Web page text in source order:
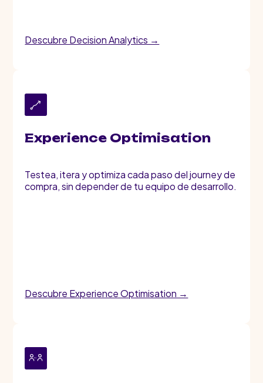
Descubre Decision Analytics →
Experience Optimisation
Testea, itera y optimiza cada paso del journey de
compra, sin depender de tu equipo de desarrollo.
Descubre Experience Optimisation →